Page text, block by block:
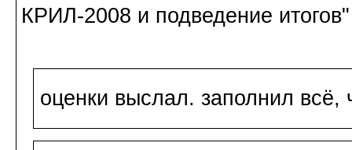
КРИЛ-2008 и подведение
оценки выслал. заполнил всё,